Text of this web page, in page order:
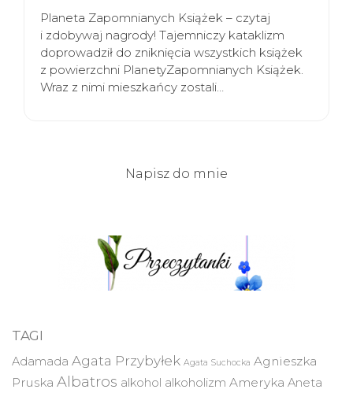
Planeta Zapomnianych Książek – czytaj
i zdobywaj nagrody! Tajemniczy kataklizm
doprowadził do zniknięcia wszystkich książek
z powierzchni PlanetyZapomnianych Książek.
Wraz z nimi mieszkańcy zostali…
Napisz do mnie
TAGI
Adamada Agata Przybyłek Agata Suchocka Agnieszka
Pruska Albatros alkohol alkoholizm Ameryka Aneta